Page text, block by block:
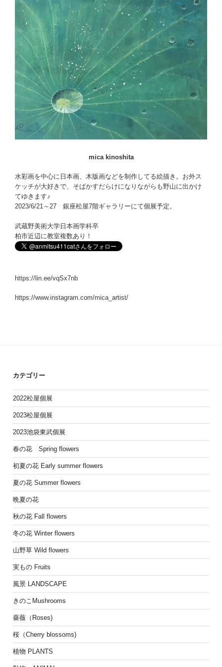
mica kinoshita
水彩画を中心に日本画、木版画などを制作してる絵描き。お外ス
ケッチが大好きで、そばかすだらけになりながらも野山に出かけ
てゆきます♪
2023/6/21～27 銀座松屋7階ギャラリーにて個展予定。
武蔵野美術大学日本画学科卒
柏市近辺に教室複数あり！
https://lin.ee/vqSx7nb
https://www.instagram.com/mica_artist/
カテゴリー
2022松屋個展
2023松屋個展
2023池袋東武個展
春の花 Spring flowers
初夏の花 Early summer flowers
夏の花 Summer flowers
晩夏の花
秋の花 Fall flowers
冬の花 Winter flowers
山野草 Wild flowers
実もの Fruits
風景 LANDSCAPE
きのこMushrooms
薔薇（Roses)
桜（Cherry blossoms)
植物 PLANTS